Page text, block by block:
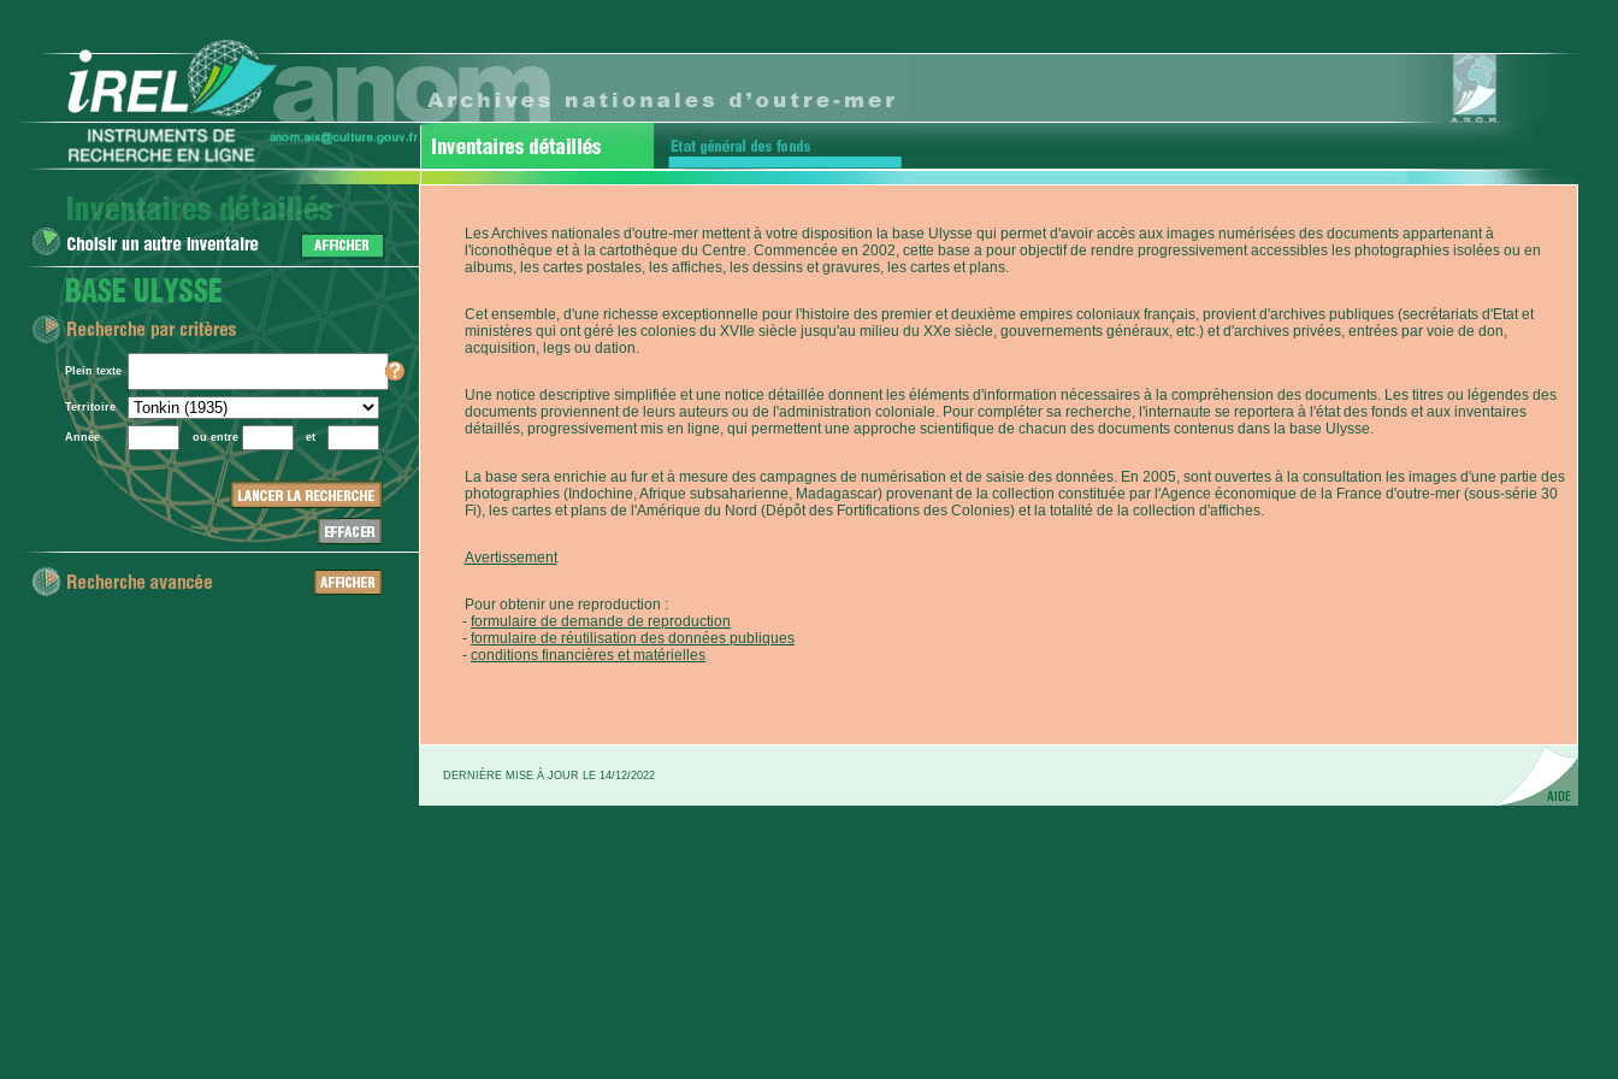
Plein texte
Territoire
Année ou entre et
Les Archives nationales d'outre-mer mettent à votre disposition la base Ulysse qui permet d'avoir accès aux images numérisées des documents appartenant à
l'iconothèque et à la cartothèque du Centre. Commencée en 2002, cette base a pour objectif de rendre progressivement accessibles les photographies isolées ou en
albums, les cartes postales, les affiches, les dessins et gravures, les cartes et plans.
Cet ensemble, d'une richesse exceptionnelle pour l'histoire des premier et deuxième empires coloniaux français, provient d'archives publiques (secrétariats d'Etat et
ministères qui ont géré les colonies du XVIIe siècle jusqu'au milieu du XXe siècle, gouvernements généraux, etc.) et d'archives privées, entrées par voie de don,
acquisition, legs ou dation.
Une notice descriptive simplifiée et une notice détaillée donnent les éléments d'information nécessaires à la compréhension des documents. Les titres ou légendes des
documents proviennent de leurs auteurs ou de l'administration coloniale. Pour compléter sa recherche, l'internaute se reportera à l'état des fonds et aux inventaires
détaillés, progressivement mis en ligne, qui permettent une approche scientifique de chacun des documents contenus dans la base Ulysse.
La base sera enrichie au fur et à mesure des campagnes de numérisation et de saisie des données. En 2005, sont ouvertes à la consultation les images d'une partie des
photographies (Indochine, Afrique subsaharienne, Madagascar) provenant de la collection constituée par l'Agence économique de la France d'outre-mer (sous-série 30
Fi), les cartes et plans de l'Amérique du Nord (Dépôt des Fortifications des Colonies) et la totalité de la collection d'affiches.
Avertissement
Pour obtenir une reproduction :
formulaire de demande de reproduction
formulaire de réutilisation des données publiques
conditions financières et matérielles
DERNIÈRE MISE À JOUR LE 14/12/2022